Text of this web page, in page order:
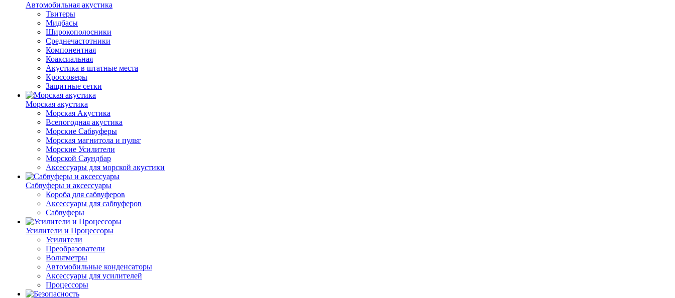
Автомобильная акустика
Твитеры
Мидбасы
Широкополосники
Среднечастотники
Компонентная
Коаксиальная
Акустика в штатные места
Кроссоверы
Защитные сетки
Морская акустика
Морская Акустика
Всепогодная акустика
Морские Сабвуферы
Морская магнитола и пульт
Морские Усилители
Морской Cаундбар
Аксессуары для морской акустики
Сабвуферы и аксессуары
Короба для сабвуферов
Аксессуары для сабвуферов
Сабвуферы
Усилители и Процессоры
Усилители
Преобразователи
Вольтметры
Автомобильные конденсаторы
Аксессуары для усилителей
Процессоры